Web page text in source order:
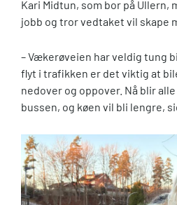
Kari Midtun, som bor på Ullern,
jobb og tror vedtaket vil skape
– Vækerøveien har veldig tung
flyt i trafikken er det viktig at
nedover og oppover. Nå blir
bussen, og køen vil bli lengre,